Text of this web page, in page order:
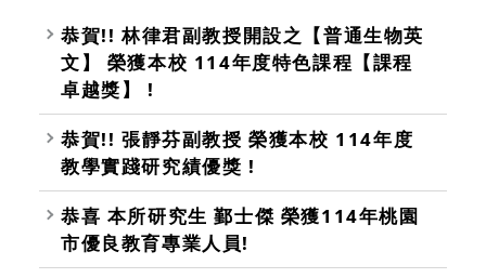
恭賀!! 林律君副教授開設之【普通生物英
文】 榮獲本校 114年度特色課程【課程
卓越獎】 !
恭賀!! 張靜芬副教授 榮獲本校 114年度
教學實踐研究績優獎 !
恭喜 本所研究生 鄞士傑 榮獲114年桃園
市優良教育專業人員!